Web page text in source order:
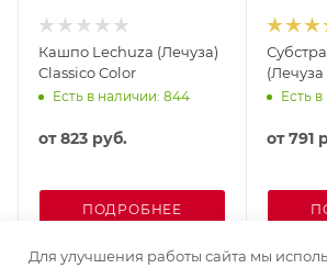
Кашпо Lechuza (Лечуза)
Classico Color
Есть в наличии: 844
от823 руб.
ПОДРОБНЕЕ
Есть
от791
Для улучшения работы сайта мы